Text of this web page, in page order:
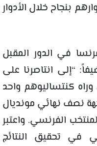
بنجاح خلال الأدوار
في الدور المقبل
“إلى انتاصرنا على
كنتساليوهم واحد
نصف نهائي مونديال
المنتخب الفرنسي. واعتبر
في تحقيق النتائج